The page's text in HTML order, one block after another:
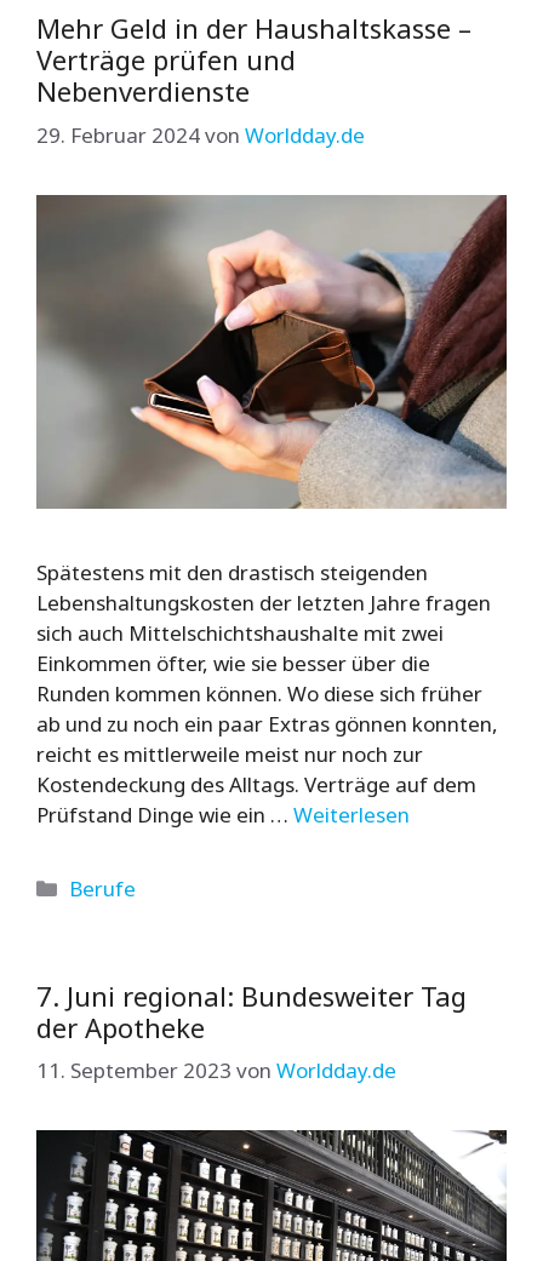
Mehr Geld in der Haushaltskasse –
Verträge prüfen und
Nebenverdienste
29. Februar 2024von Worldday.de
Spätestens mit den drastisch steigenden
Lebenshaltungskosten der letzten Jahre fragen
sich auch Mittelschichtshaushalte mit zwei
Einkommen öfter, wie sie besser über die
Runden kommen können. Wo diese sich früher
ab und zu noch ein paar Extras gönnen konnten,
reicht es mittlerweile meist nur noch zur
Kostendeckung des Alltags. Verträge auf dem
Prüfstand Dinge wie ein … Weiterlesen
Kategorien
Berufe
7. Juni regional: Bundesweiter Tag
der Apotheke
11. September 2023 von Worldday.de